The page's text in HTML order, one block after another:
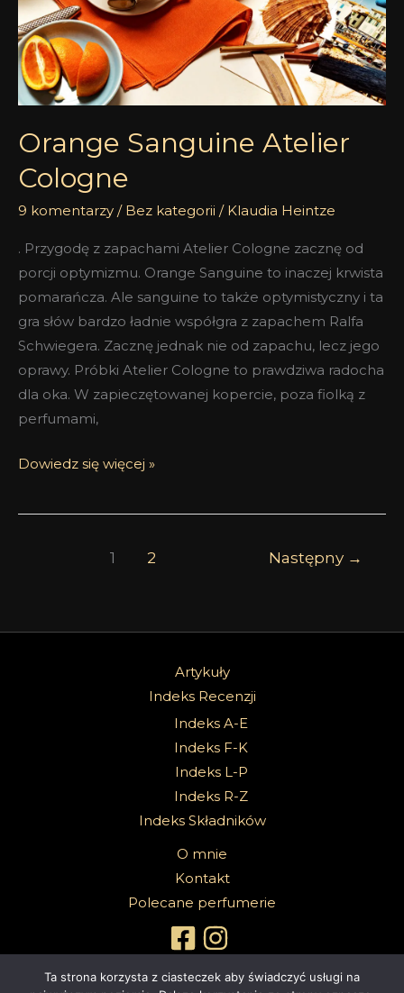
Orange Sanguine Atelier
Cologne
9 komentarzy / Bez kategorii / Klaudia Heintze
. Przygodę z zapachami Atelier Cologne zacznę od
porcji optymizmu. Orange Sanguine to inaczej krwista
pomarańcza. Ale sanguine to także optymistyczny i ta
gra słów bardzo ładnie współgra z zapachem Ralfa
Schwiegera. Zacznę jednak nie od zapachu, lecz jego
oprawy. Próbki Atelier Cologne to prawdziwa radocha
dla oka. W zapieczętowanej kopercie, poza fiolką z
perfumami,
Dowiedz się więcej »
1 2 Następny →
Artykuły
Indeks Recenzji
Indeks A-E
Indeks F-K
Indeks L-P
Indeks R-Z
Indeks Składników
O mnie
Kontakt
Polecane perfumerie
Ta strona korzysta z ciasteczek aby świadczyć usługi na